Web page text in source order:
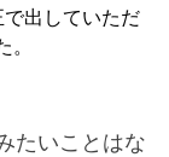
出していただ
。
たいことはな